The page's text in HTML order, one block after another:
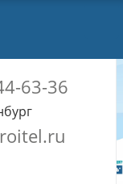
63-36